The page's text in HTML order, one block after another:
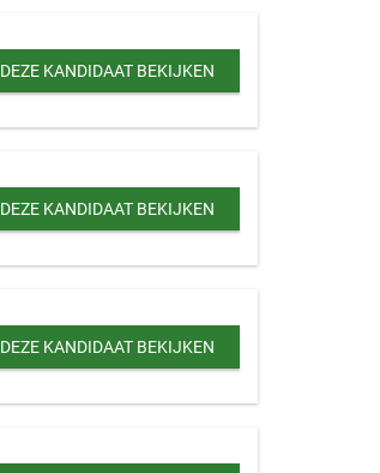
DEZE KANDIDAAT BEKIJKEN
DEZE KANDIDAAT BEKIJKEN
DEZE KANDIDAAT BEKIJKEN